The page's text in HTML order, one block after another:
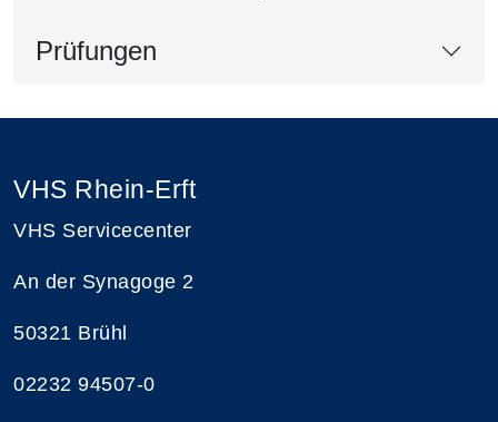
Prüfungen
VHS Rhein-Erft
VHS Servicecenter
An der Synagoge 2
50321 Brühl
02232 94507-0